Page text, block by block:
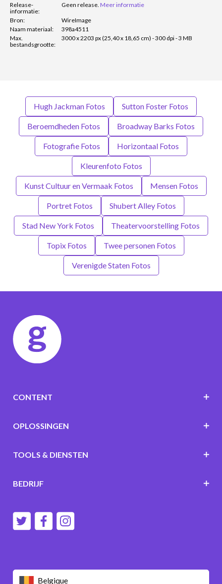
Release-
informatie:
Geen release. Meer informatie
Bron:
WireImage
Naam materiaal:
398a4511
Max.
bestandsgrootte:
3000 x 2203 px (25,40 x 18,65 cm) - 300 dpi - 3 MB
Hugh Jackman Fotos Sutton Foster Fotos
Beroemdheden Fotos Broadway Barks Fotos
Fotografie Fotos Horizontaal Fotos
Kleurenfoto Fotos
Kunst Cultuur en Vermaak Fotos Mensen Fotos
Portret Fotos Shubert Alley Fotos
Stad New York Fotos Theatervoorstelling Fotos
Topix Fotos Twee personen Fotos
Verenigde Staten Fotos
Belgique
CONTENT
OPLOSSINGEN
TOOLS & DIENSTEN
BEDRIJF